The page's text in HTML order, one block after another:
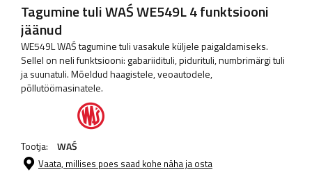
Tagumine tuli WAŚ WE549L 4 funktsiooni
jäänud
WE549L WAŚ tagumine tuli vasakule küljele paigaldamiseks.
Sellel on neli funktsiooni: gabariidituli, pidurituli, numbrimärgi tuli
ja suunatuli. Mõeldud haagistele, veoautodele,
põllutöömasinatele.
Tootja: WAŚ
Vaata, millises poes saad kohe näha ja osta